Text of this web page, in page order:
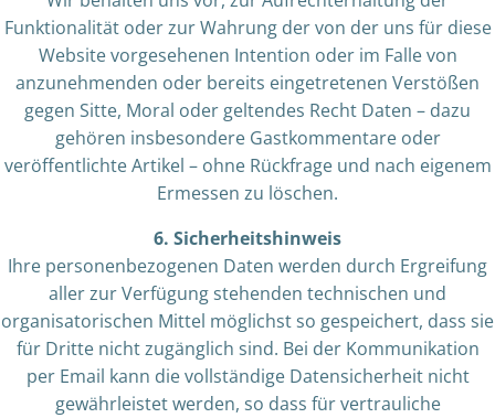
Funktionalität oder zur Wahrung der von der uns für diese
Website vorgesehenen Intention oder im Falle von
anzunehmenden oder bereits eingetretenen Verstößen
gegen Sitte, Moral oder geltendes Recht Daten – dazu
gehören insbesondere Gastkommentare oder
veröffentlichte Artikel – ohne Rückfrage und nach eigenem
Ermessen zu löschen.
6. Sicherheitshinweis
Ihre personenbezogenen Daten werden durch Ergreifung
aller zur Verfügung stehenden technischen und
organisatorischen Mittel möglichst so gespeichert, dass sie
für Dritte nicht zugänglich sind. Bei der Kommunikation
per Email kann die vollständige Datensicherheit nicht
gewährleistet werden, so dass für vertrauliche